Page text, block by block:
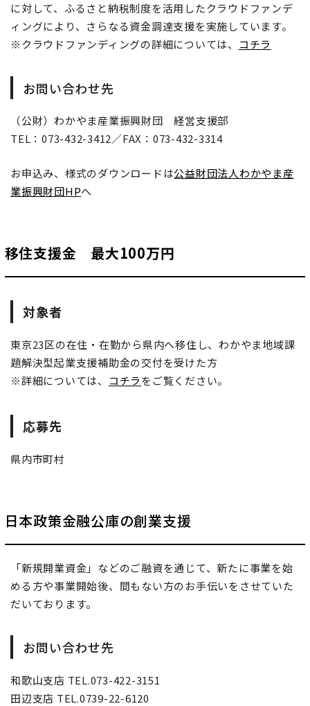
に対して、ふるさと納税制度を活用したクラウドファンデ
ィングにより、さらなる資金調達支援を実施しています。
※クラウドファンディングの詳細については、
コチラ
お問い合わせ先
（公財）わかやま産業振興財団 経営支援部
TEL：073-432-3412／FAX：073-432-3314
お申込み、様式のダウンロードは公益財団法人わかやま産
業振興財団HPへ
移住支援金 最大100万円
対象者
東京23区の在住・在勤から県内へ移住し、わかやま地域課
題解決型起業支援補助金の交付を受けた方
※詳細については、
コチラをご覧ください。
応募先
県内市町村
日本政策金融公庫の創業支援
「新規開業資金」などのご融資を通じて、新たに事業を始
める方や事業開始後、間もない方のお手伝いをさせていた
だいております。
お問い合わせ先
和歌山支店 TEL.073-422-3151
田辺支店 TEL.0739-22-6120